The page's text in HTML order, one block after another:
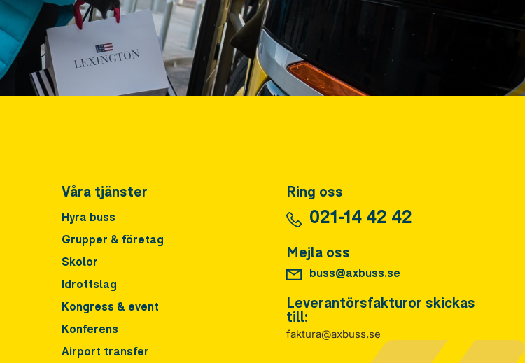
Våra tjänster
Hyra buss
Grupper & företag
Skolor
Idrottslag
Kongress & event
Konferens
Airport transfer
Ring oss
021-14 42 42
Mejla oss
buss@axbuss.se
Leverantörsfakturor skickas
till:
faktura@axbuss.se